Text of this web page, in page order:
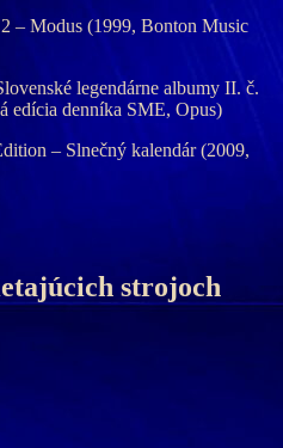
– Modus (1999, Bonton Music
legendárne albumy II. č.
edícia denníka SME, Opus)
– Slnečný kalendár (2009,
strojoch